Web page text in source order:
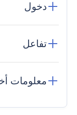
دخول
تفاعل
معلومات